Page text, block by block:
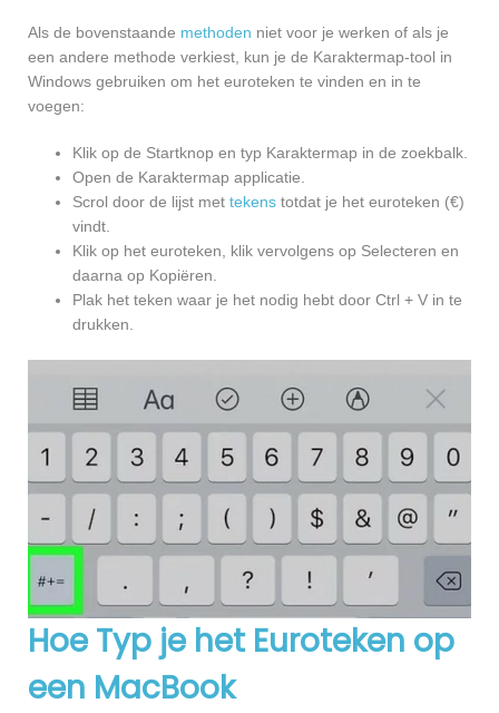
Als de bovenstaande methoden niet voor je werken of als je
een andere methode verkiest, kun je de Karaktermap-tool in
Windows gebruiken om het euroteken te vinden en in te
voegen:
Klik op de Startknop en typ Karaktermap in de zoekbalk.
Open de Karaktermap applicatie.
Scrol door de lijst met tekens totdat je het euroteken (€)
vindt.
Klik op het euroteken, klik vervolgens op Selecteren en
daarna op Kopiëren.
Plak het teken waar je het nodig hebt door Ctrl + V in te
drukken.
Hoe Typ je het Euroteken op
een MacBook